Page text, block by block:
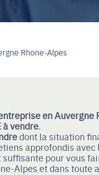
Rhone-Alpes
en Auvergne
à vendre.
dont la situation
approfondis avec
pour vous
Alpes et dans toute